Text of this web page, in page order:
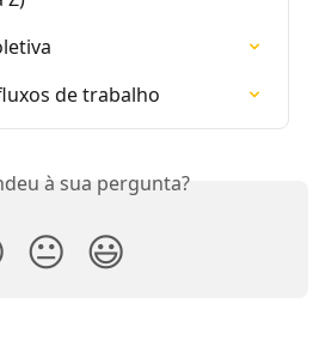
de trabalho
à sua pergunta?
😐 😃